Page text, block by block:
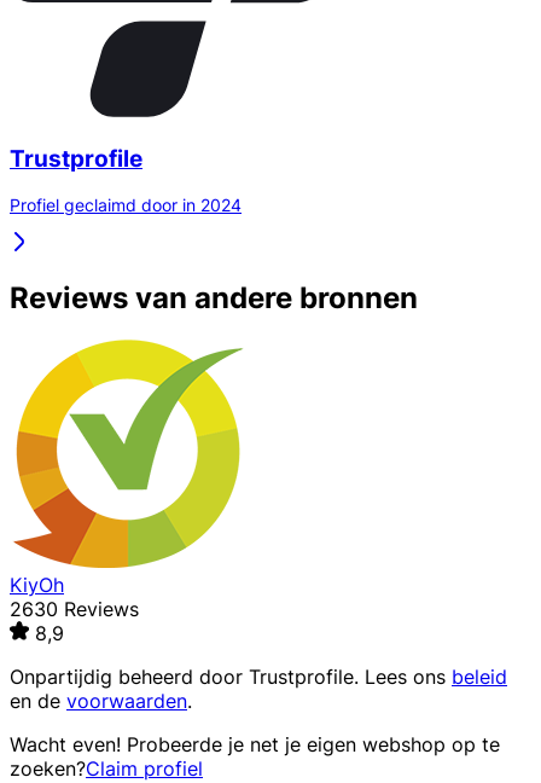
Trustprofile
Profiel geclaimd door in 2024
Reviews van andere bronnen
KiyOh
2630 Reviews
8,9
Onpartijdig beheerd door Trustprofile. Lees ons beleid
en de voorwaarden.
Wacht even! Probeerde je net je eigen webshop op te
zoeken?Claim profiel